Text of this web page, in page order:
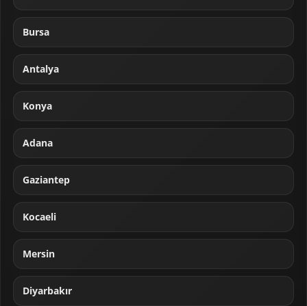
Bursa
Antalya
Konya
Adana
Gaziantep
Kocaeli
Mersin
Diyarbakır